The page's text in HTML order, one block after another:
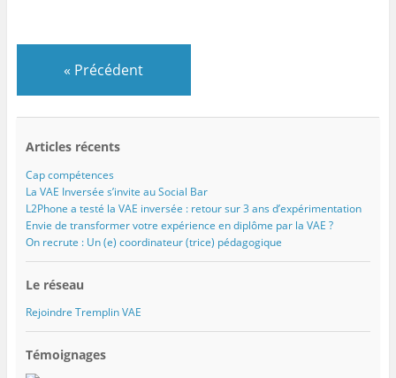
« Précédent
Articles récents
Cap compétences
La VAE Inversée s’invite au Social Bar
L2Phone a testé la VAE inversée : retour sur 3 ans d’expérimentation
Envie de transformer votre expérience en diplôme par la VAE ?
On recrute : Un (e) coordinateur (trice) pédagogique
Le réseau
Rejoindre Tremplin VAE
Témoignages